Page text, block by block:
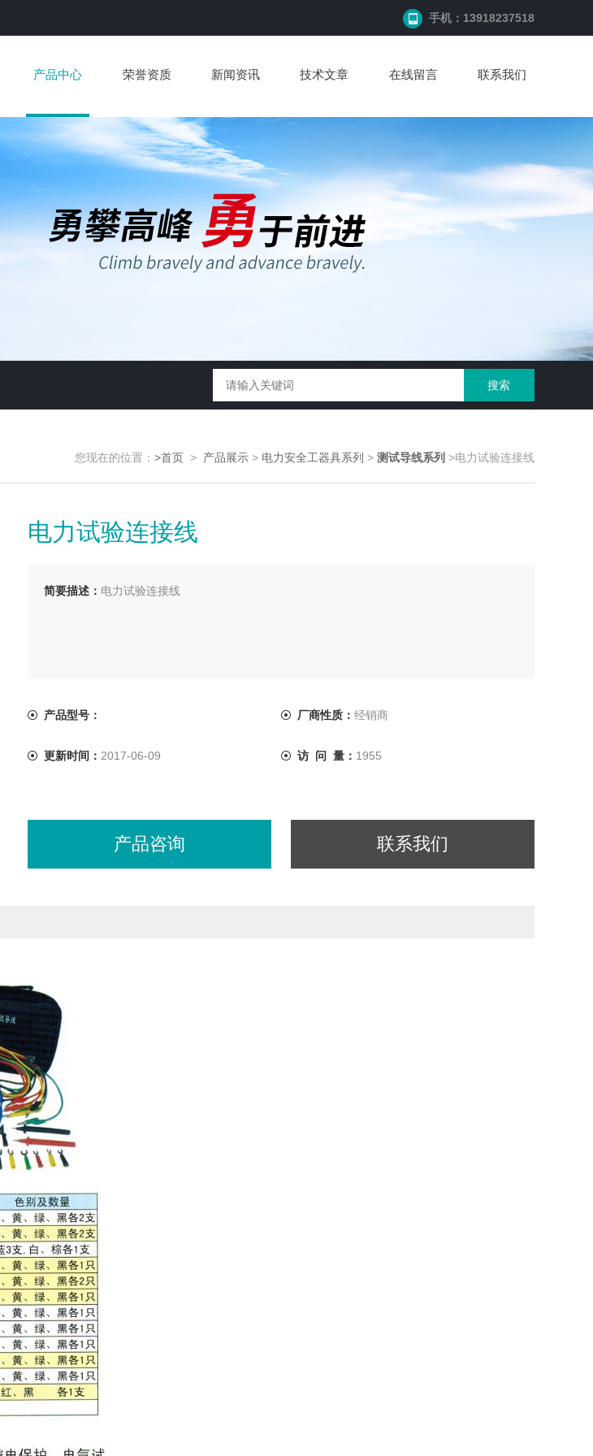
手机：13918237518
产品中心 荣誉资质 新闻资讯 技术文章 在线留言 联系我们
您现在的位置： >首页 > 产品展示 > 电力安全工器具系列 > 测试导线系列 >电力试验连接线
电力试验连接线
简要描述： 电力试验连接线
产品型号： 厂商性质： 经销商
更新时间： 2017-06-09 访 问 量： 1955
产品咨询 联系我们